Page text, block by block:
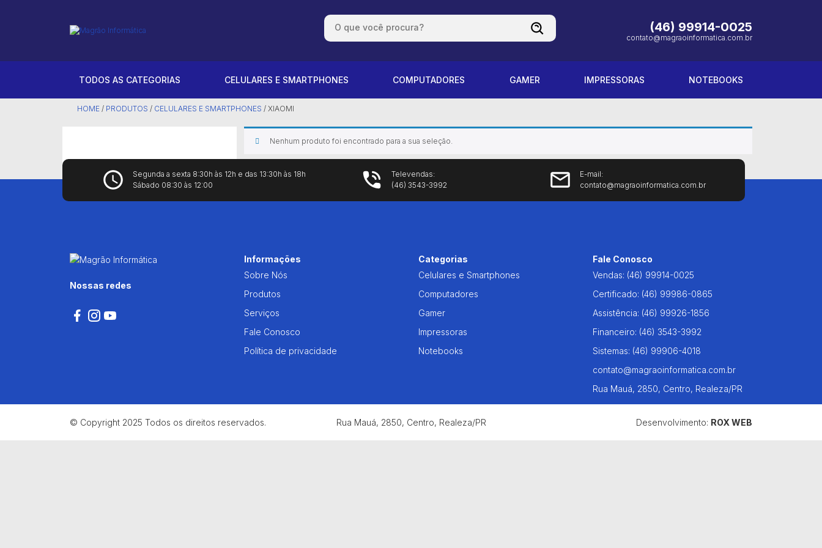
(46) 99914-0025
contato@magraoinformatica.com.br
TODOS AS CATEGORIAS CELULARES E SMARTPHONES COMPUTADORES GAMER IMPRESSORAS NOTEBOOKS
HOME / PRODUTOS / CELULARES E SMARTPHONES / XIAOMI
Nenhum produto foi encontrado para a sua seleção.
Segunda a sexta 8:30h às 12h e das 13:30h às 18h
Sábado 08:30 às 12:00
Televendas:
(46) 3543-3992
E-mail:
contato@magraoinformatica.com.br
Nossas redes
Informações
Sobre Nós
Produtos
Serviços
Fale Conosco
Política de privacidade
Categorias
Celulares e Smartphones
Computadores
Gamer
Impressoras
Notebooks
Fale Conosco
Vendas: (46) 99914-0025
Certificado: (46) 99986-0865
Assistência: (46) 99926-1856
Financeiro: (46) 3543-3992
Sistemas: (46) 99906-4018
contato@magraoinformatica.com.br
Rua Mauá, 2850, Centro, Realeza/PR
© Copyright 2025 Todos os direitos reservados. Rua Mauá, 2850, Centro, Realeza/PR Desenvolvimento: ROX WEB
Tanque de TInta
Starlink Residencial